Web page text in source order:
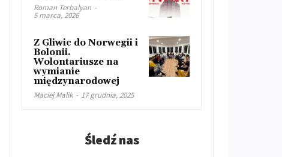
Roman Terbalyan -
5 marca, 2026
Z Gliwic do Norwegii i
Bolonii.
Wolontariusze na
wymianie
międzynarodowej
Maciej Malik - 17 grudnia, 2025
Śledź nas